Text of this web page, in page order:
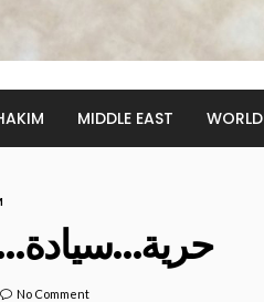
MIDDLE EAST WORLD
No Comment